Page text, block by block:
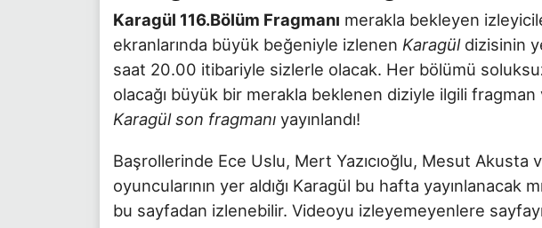
Karagül 116.Bölüm Fragmanı merakla bekleyen
ekranlarında büyük beğeniyle izlenen Karagüldizisinin
saat 20.00 itibariyle sizlerle olacak. Her bölümü
olacağı büyük bir merakla beklenen diziyle ilgili
Karagül son fragmanı yayınlandı!
Başrollerinde Ece Uslu, Mert Yazıcıoğlu, Mesut
oyuncularının yer aldığı Karagül bu hafta yayınlanacak
bu sayfadan izlenebilir. Videoyu izleyemeyenlere